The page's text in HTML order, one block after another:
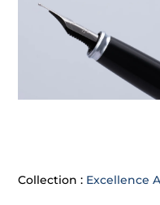
Collection : Excellence